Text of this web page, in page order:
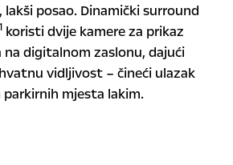
lakši posao. Dinamički surround
koristi dvije kamere za prikaz
na digitalnom zaslonu, dajući
vidljivost – čineći ulazak
parkirnih mjesta lakim.